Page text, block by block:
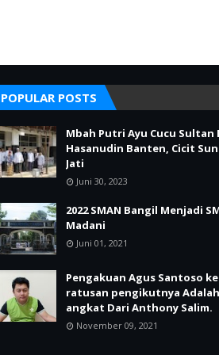
POPULAR POSTS
Mbah Putri Ayu Cucu Sultan
Hasanudin Banten, Cicit
Jati
Juni 30, 2023
2022 SMAN Bangil Menjadi
Madani
Juni 01, 2021
Pengakuan Agus Santoso
ratusan pengikutnya
angkat Dari Anthony Salim.
November 09, 2021